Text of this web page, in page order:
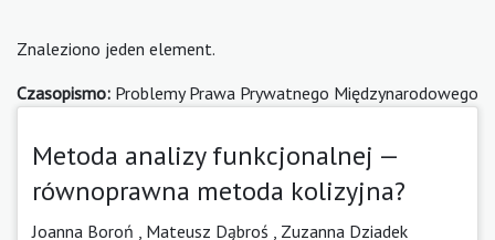
Znaleziono jeden element.
Czasopismo: Problemy Prawa Prywatnego Międzynarodowego
Metoda analizy funkcjonalnej —
równoprawna metoda kolizyjna?
Joanna Boroń , Mateusz Dąbroś , Zuzanna Dziadek